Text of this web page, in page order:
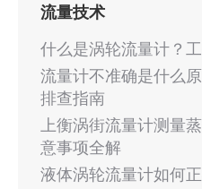
流量技术
什么是涡轮流量计？
流量计不准确是什么
排查指南
上衡涡街流量计测量
意事项全解
液体涡轮流量计如何